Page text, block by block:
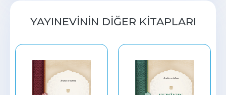
YAYINEVININ DIĞER KITAPLARI